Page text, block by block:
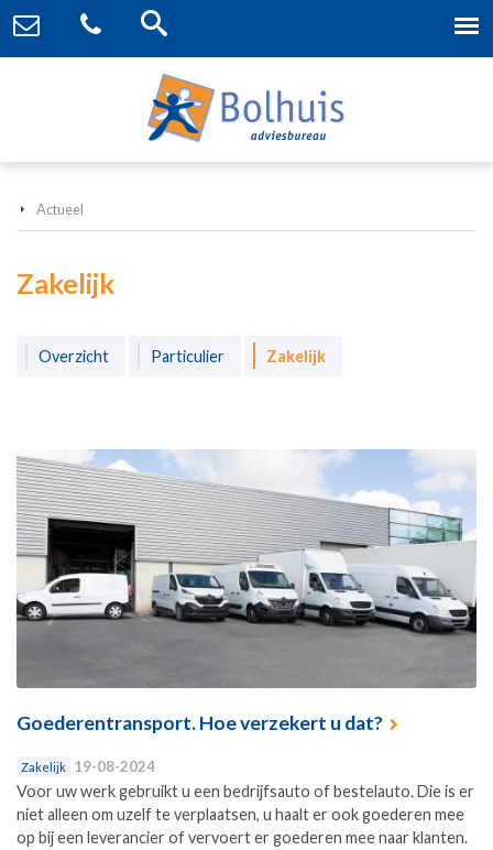
Actueel
Zakelijk
Overzicht Particulier Zakelijk
Goederentransport. Hoe verzekert u dat?
Zakelijk 19-08-2024
Voor uw werk gebruikt u een bedrijfsauto of bestelauto. Die is er
niet alleen om uzelf te verplaatsen, u haalt er ook goederen mee
op bij een leverancier of vervoert er goederen mee naar klanten.